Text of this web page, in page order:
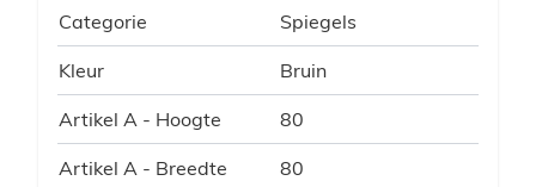
Categorie Spiegels
Kleur Bruin
Artikel A - Hoogte 80
Artikel A - Breedte 80